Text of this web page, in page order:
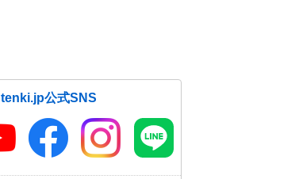
tenki.jp公式SNS